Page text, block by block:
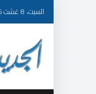
السبت، 8 غشت 2026